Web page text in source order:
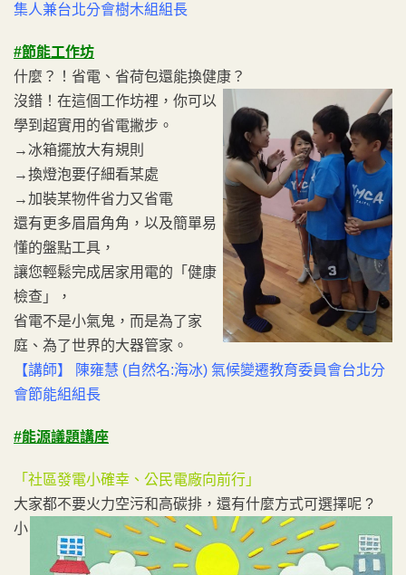
集人兼台北分會樹木組組長
#節能工作坊
什麼？！省電、省荷包還能換健康？
沒錯！在這個工作坊裡，你可以
學到超實用的省電撇步。
→冰箱擺放大有規則
→換燈泡要仔細看某處
→加裝某物件省力又省電
還有更多眉眉角角，以及簡單易
懂的盤點工具，
讓您輕鬆完成居家用電的「健康
檢查」，
省電不是小氣鬼，而是為了家
庭、為了世界的大器管家。
【講師】 陳雍慧 (自然名:海冰) 氣候變遷教育委員會台北分
會節能組組長
#能源議題講座
「社區發電小確幸、公民電廠向前行」
大家都不要火力空污和高碳排，還有什麼方式可選擇呢 ?
小